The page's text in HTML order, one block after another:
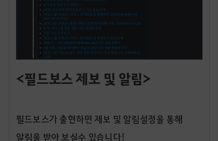
<필드보스 제보 및 알림>
필드보스가 출현하면 제보 및 알림설정을 통해
알림을 받아 보실수 있습니다!